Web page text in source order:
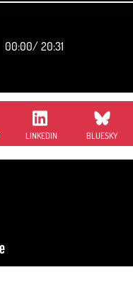
00:00/ 20:31
LINKEDIN BLUESKY